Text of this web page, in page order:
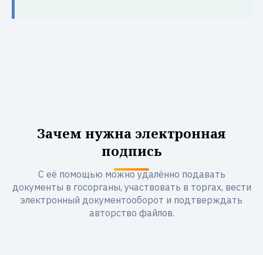
Зачем нужна электронная
подпись
С её помощью можно удалённо подавать
документы в госорганы, участвовать в торгах, вести
электронный документооборот и подтверждать
авторство файлов.